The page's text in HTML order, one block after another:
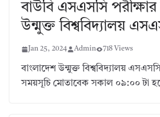
বাউবি এসএসসি
উন্মুক্ত বিশ্ববিদ্যালয়
Jan 25, 2024 Admin 718 Views
বাংলাদেশ উন্মুক্ত বিশ্ববিদ্যালয়
সময়সূচি মোতাবেক সকাল ০৯:০০ টা